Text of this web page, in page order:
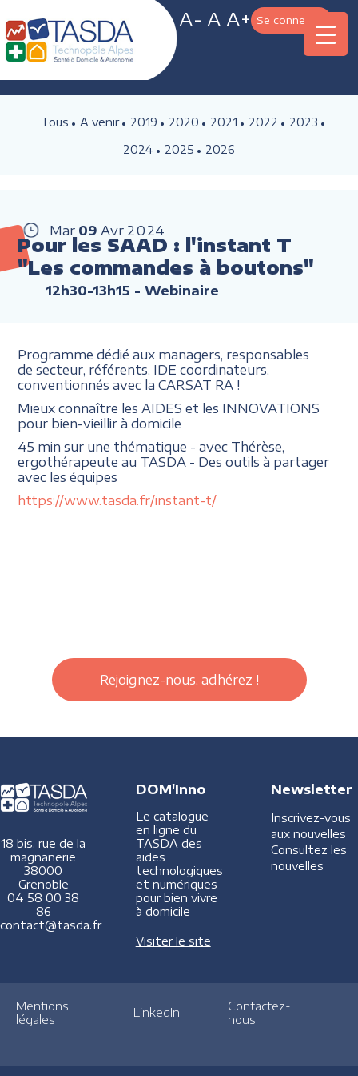
A- A A+ Se connecter
Tous A venir 2019 2020 2021 2022
2023
2024
2025 2026
Mar 09 Avr 2024
Pour les SAAD : l'instant T
"Les commandes à boutons"
12h30-13h15 - Webinaire
Programme dédié aux managers, responsables
de secteur, référents, IDE coordinateurs,
conventionnés avec la CARSAT RA !
Mieux connaître les AIDES et les INNOVATIONS
pour bien-vieillir à domicile
45 min sur une thématique - avec Thérèse,
ergothérapeute au TASDA - Des outils à partager
avec les équipes
https://www.tasda.fr/instant-t/
Rejoignez-nous, adhérez !
18 bis, rue de la
magnanerie
38000
Grenoble
04 58 00 38
86
contact@tasda.fr
DOM'Inno
Le catalogue
en ligne du
TASDA des
aides
technologiques
et numériques
pour bien vivre
à domicile
Visiter le site
Newsletter
Inscrivez-vous
aux nouvelles
Consultez les
nouvelles
Mentions
légales
LinkedIn
Contactez-
nous